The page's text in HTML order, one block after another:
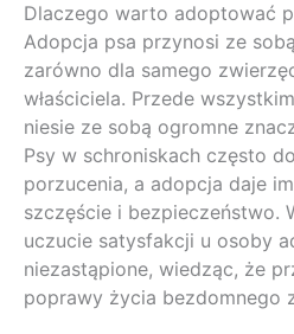
Dlaczego warto adoptować
Adopcja psa przynosi ze
zarówno dla samego
właściciela. Przede
niesie ze sobą ogromne
Psy w schroniskach często
porzucenia, a adopcja daje
szczęście i bezpieczeństwo.
uczucie satysfakcji u osoby
niezastąpione, wiedząc, że
poprawy życia bezdomnego